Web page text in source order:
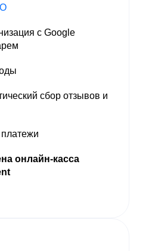
с Google
сбор отзывов и
онлайн-касса